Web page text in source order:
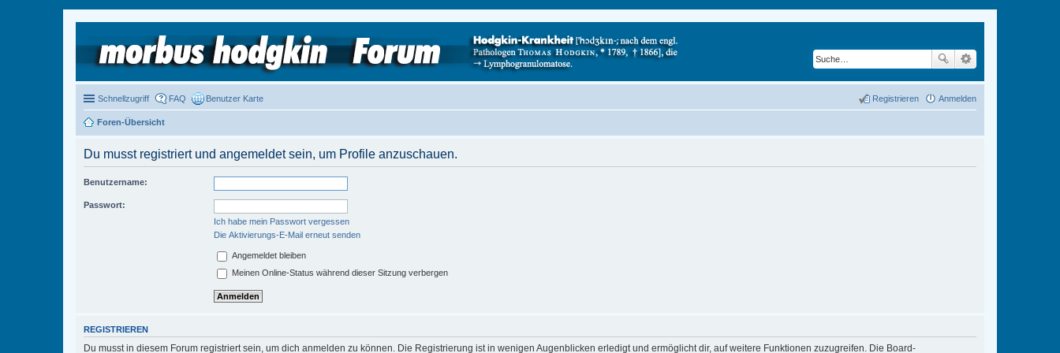
Schnellzugriff FAQ Benutzer Karte Anmelden
Registrieren
Foren-Übersicht
Du musst registriert und angemeldet sein, um Profile anzuschauen.
Benutzername:
Passwort:
Ich habe mein Passwort vergessen
Die Aktivierungs-E-Mail erneut senden
Angemeldet bleiben
Meinen Online-Status während dieser Sitzung verbergen
REGISTRIEREN
Du musst in diesem Forum registriert sein, um dich anmelden zu können. Die Registrierung ist in wenigen Augenblicken erledigt und ermöglicht dir, auf weitere Funktionen zuzugreifen. Die Board-